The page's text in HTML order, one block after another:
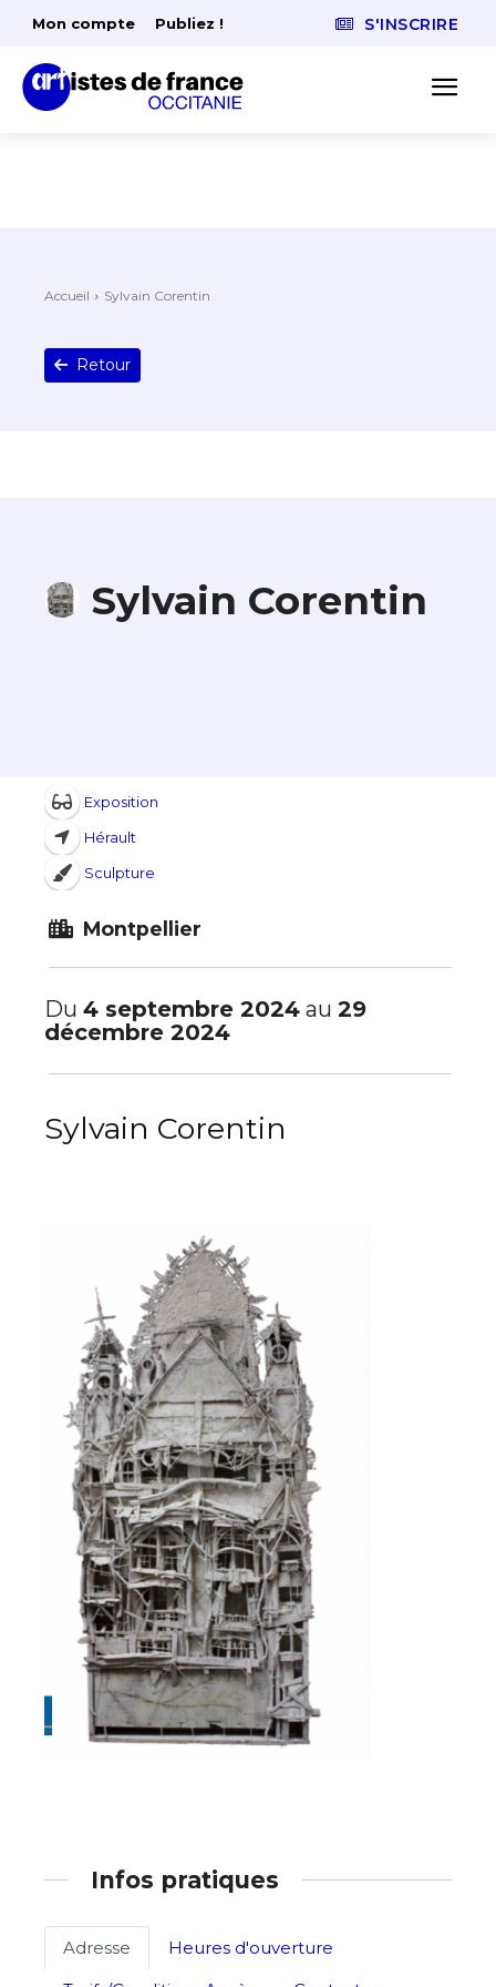
Adresse email*
Mon compte Publiez ! S'INSCRIRE
Accueil Sylvain Corentin
Retour
Sylvain Corentin
Exposition
Hérault
Sculpture
Montpellier
Du 4 septembre 2024 au 29
décembre 2024
Sylvain Corentin
Infos pratiques
Adresse
Heures d'ouverture